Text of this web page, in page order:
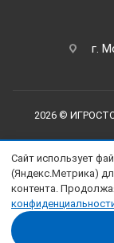
г.
2026 ©
Сайт использует
(Яндекс.Метрика)
контента.